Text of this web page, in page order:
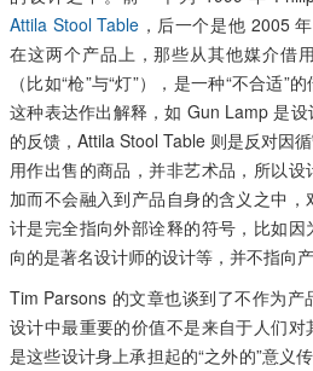
Attila Stool Table ，后一个是他 2005
在这两个产品上，那些从其他媒介借
（比如“枪”与“灯”），是一种“不合适”
这种表达作出解释，如 Gun Lamp 是
的反馈，Attila Stool Table 则是反对因
用作出售的商品，并非艺术品，所以
加而不会融入到产品自身的含义之中
计是完全指向外部诠释的符号，比如
向的是著名设计师的设计等，并不指向
Tim Parsons 的文章也谈到了不作为
设计中最重要的价值不是来自于人们
是这些设计身上承担起的“之外的”意义